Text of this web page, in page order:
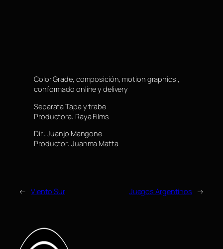
Color Grade, composición, motion graphics ,
conformado online y delivery
Separata Tapa y trabe
Productora: Raya Films
Dir.: Juanjo Mangone.
Productor: Juanma Matta
← Viento Sur Juegos Argentinos →